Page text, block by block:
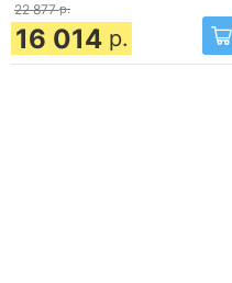
22 877 р.
16 014 р.